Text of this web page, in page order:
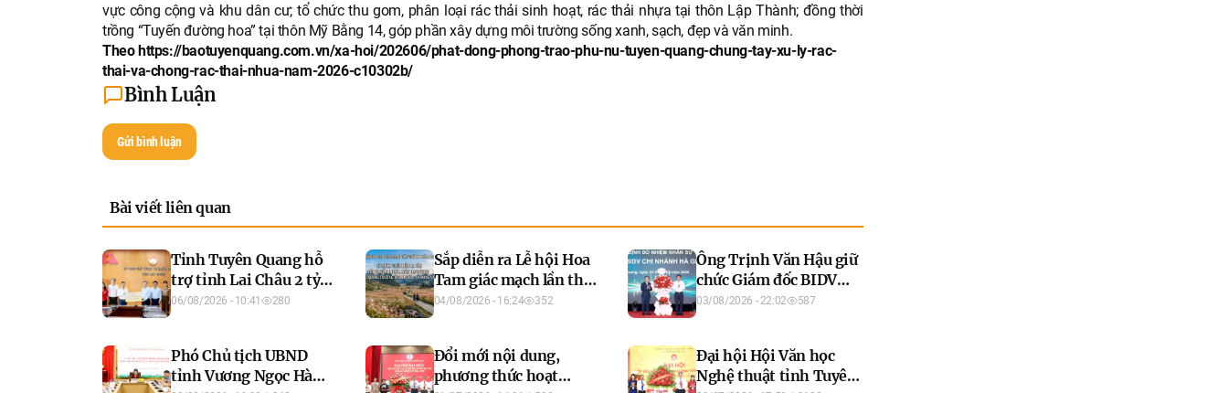
vực công cộng và khu dân cư; tổ chức thu gom, phân loại rác thải sinh hoạt, rác thải nhựa tại thôn Lập Thành; đồng thời
trồng “Tuyến đường hoa” tại thôn Mỹ Bằng 14, góp phần xây dựng môi trường sống xanh, sạch, đẹp và văn minh.
Theo https://baotuyenquang.com.vn/xa-hoi/202606/phat-dong-phong-trao-phu-nu-tuyen-quang-chung-tay-xu-ly-rac-
thai-va-chong-rac-thai-nhua-nam-2026-c10302b/
Bình Luận
Gửi bình luận
Bài viết liên quan
Tỉnh Tuyên Quang hỗ
trợ tỉnh Lai Châu 2 tỷ
đồng khắc phục hậu
06/08/2026 - 10:41 280
Sắp diễn ra Lễ hội Hoa
Tam giác mạch lần thứ
XII năm 2026 với chủ
đề “Âm vang miền đá”
04/08/2026 - 16:24 352
Ông Trịnh Văn Hậu giữ
chức Giám đốc BIDV
Chi nhánh Hà Giang
03/08/2026 - 22:02 587
Phó Chủ tịch UBND
tỉnh Vương Ngọc Hà
Đổi mới nội dung,
phương thức hoạt
Đại hội Hội Văn học
Nghệ thuật tỉnh Tuyên